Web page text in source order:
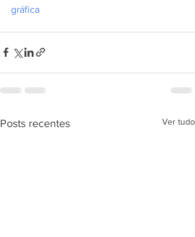
gráfica
Posts recentes Ver tudo